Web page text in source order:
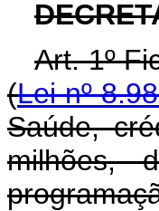
Art. 1º
(Lei nº
Saúde,
milhões,